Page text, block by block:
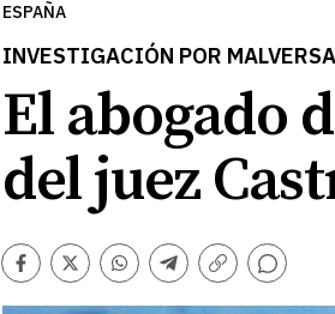
ESPAÑA
INVESTIGACIÓN POR
El abogado
del juez
Facebook
TwitterWhatsapp
Telegram
Copiar
enlace
Comentarios